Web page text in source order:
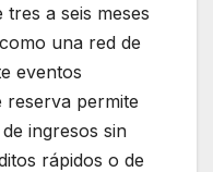
a seis meses
una red de
eventos
reserva permite
ingresos sin
rápidos o de